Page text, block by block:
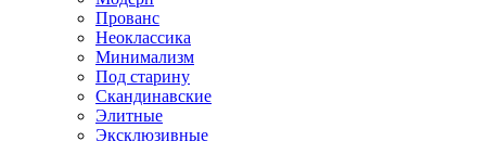
Прованс
Неоклассика
Минимализм
Под старину
Скандинавские
Элитные
Эксклюзивные